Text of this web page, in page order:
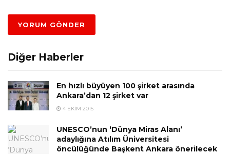
Diğer Haberler
En hızlı büyüyen 100 şirket arasında
Ankara’dan 12 şirket var
4 EKIM 2015
UNESCO’nun ‘Dünya Miras Alanı’
adaylığına Atılım Üniversitesi
öncülüğünde Başkent Ankara önerilecek